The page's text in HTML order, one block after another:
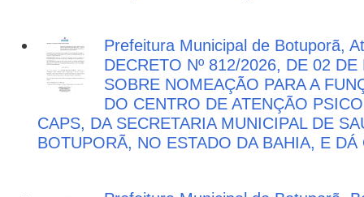
Prefeitura Municipal de Botuporã,
DECRETO Nº 812/2026, DE 02
SOBRE NOMEAÇÃO PARA A
DO CENTRO DE ATENÇÃO
CAPS, DA SECRETARIA MUNICIPAL DE
BOTUPORÃ, NO ESTADO DA BAHIA, E